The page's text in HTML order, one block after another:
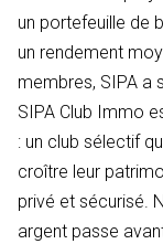
un portefeuille de
un rendement
membres, SIPA a
SIPA Club Immo
: un club sélectif
croître leur
privé et sécurisé.
argent passe